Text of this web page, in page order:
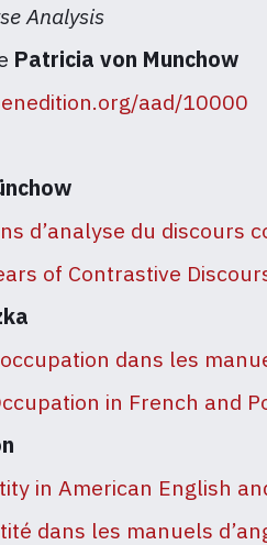
Analysis
Patricia von Munchow
aad/10000
d’analyse du discours
of Contrastive
dans les
in French and
in American English
dans les manuels